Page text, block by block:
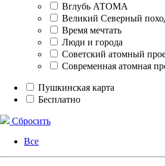
Вглубь АТОМА
Великий Северный
Время мечтать
Люди и города
Советский атомный
Современная атомная
Пушкинская карта
Бесплатно
Сбросить
Все